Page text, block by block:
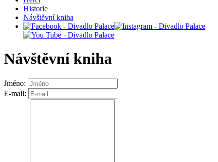
Historie
Návštěvní kniha
Návštěvní kniha
Jméno:
E-mail: